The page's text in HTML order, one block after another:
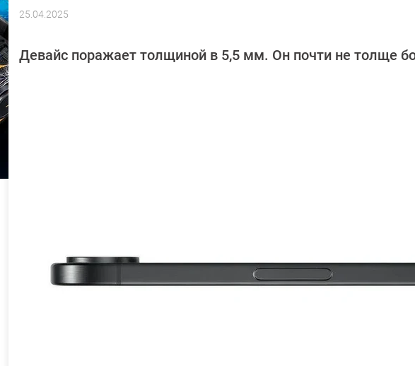
25.04.2025
Довлатова
Девайс поражает толщиной в 5,5 мм. Он почти не толще